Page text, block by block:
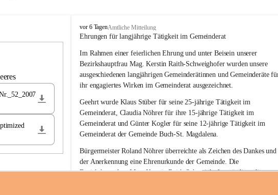
B
u
h
-
S
t
M
a
g
d
a
l
e
n
a
vor 6 TagenAmtliche Mitteilung
Ehrungen für langjährige Tätigkeit im Gemeinderat
Im Rahmen einer feierlichen Ehrung und unter Beisein unserer
Bezirkshauptfrau Mag. Kerstin Raith-Schweighofer wurden unsere
ausgeschiedenen langjährigen Gemeinderätinnen und Gemeinderäte
ihr engagiertes Wirken im Gemeinderat ausgezeichnet.
Geehrt wurde Klaus Stüber für seine 25-jährige Tätigkeit im
Gemeinderat, Claudia Nöhrer für ihre 15-jährige Tätigkeit im
Gemeinderat und Günter Kogler für seine 12-jährige Tätigkeit im
Gemeinderat der Gemeinde Buch-St. Magdalena.
Bürgermeister Roland Nöhrer überreichte als Zeichen des Dankes und
der Anerkennung eine Ehrenurkunde der Gemeinde. Die
Bezirkshauptfrau Mag. Kerstin Raith-Schweighofer würdigte die